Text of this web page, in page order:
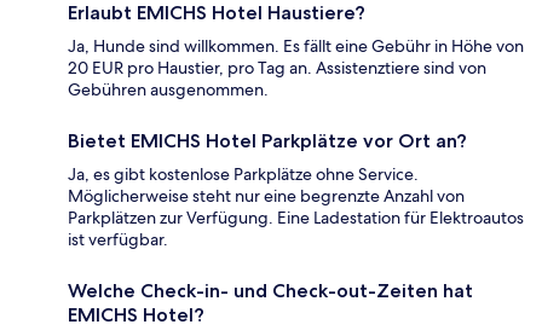
Erlaubt EMICHS Hotel Haustiere?
Ja, Hunde sind willkommen. Es fällt eine Gebühr in Höhe von
20 EUR pro Haustier, pro Tag an. Assistenztiere sind von
Gebühren ausgenommen.
Bietet EMICHS Hotel Parkplätze vor Ort an?
Ja, es gibt kostenlose Parkplätze ohne Service.
Möglicherweise steht nur eine begrenzte Anzahl von
Parkplätzen zur Verfügung. Eine Ladestation für Elektroautos
ist verfügbar.
Welche Check-in- und Check-out-Zeiten hat
EMICHS Hotel?